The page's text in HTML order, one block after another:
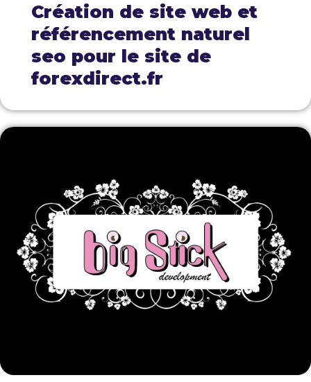
Création de site web et
référencement naturel
seo pour le site de
forexdirect.fr